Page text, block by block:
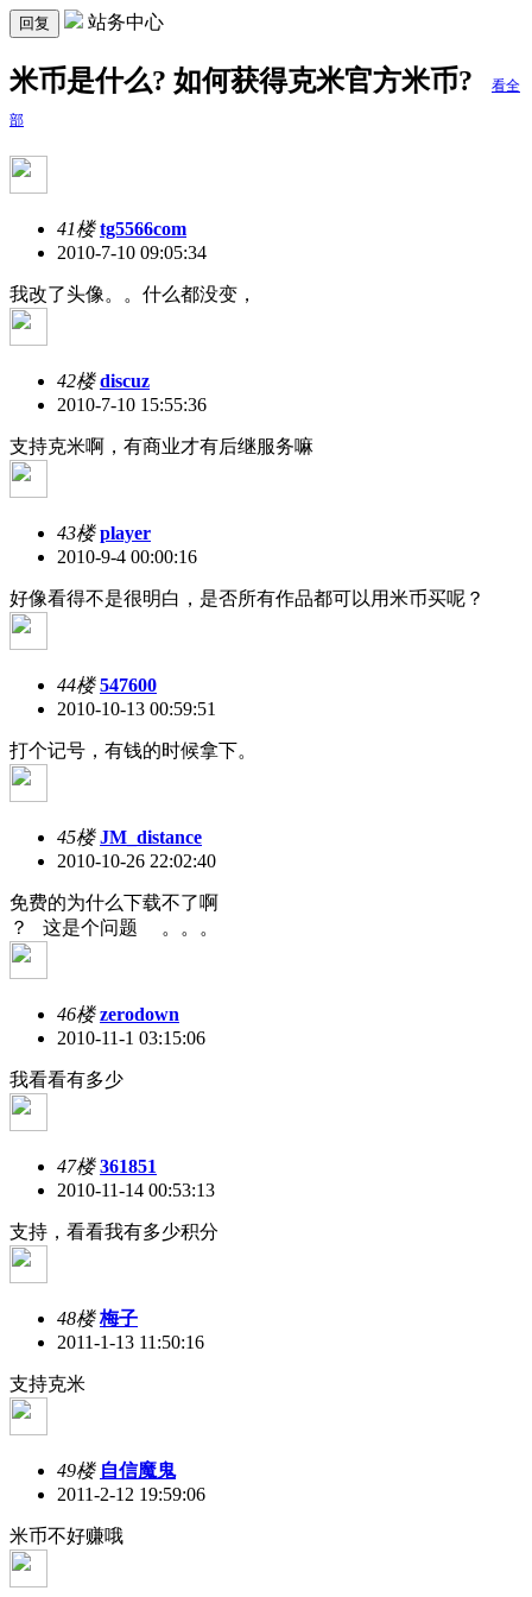
回复 站务中心
米币是什么? 如何获得克米官方米币? 看全
部
41楼 tg5566com
2010-7-10 09:05:34
我改了头像。。什么都没变，
42楼 discuz
2010-7-10 15:55:36
支持克米啊，有商业才有后继服务嘛
43楼 player
2010-9-4 00:00:16
好像看得不是很明白，是否所有作品都可以用米币买呢？
44楼 547600
2010-10-13 00:59:51
打个记号，有钱的时候拿下。
45楼 JM_distance
2010-10-26 22:02:40
免费的为什么下载不了啊
？ 这是个问题 。。。
46楼 zerodown
2010-11-1 03:15:06
我看看有多少
47楼 361851
2010-11-14 00:53:13
支持，看看我有多少积分
48楼 梅子
2011-1-13 11:50:16
支持克米
49楼 自信魔鬼
2011-2-12 19:59:06
米币不好赚哦